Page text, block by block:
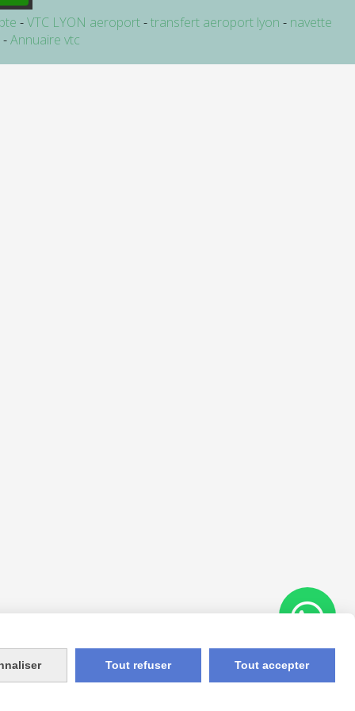
VTC LYON aeroport transfert aeroport lyon
navette
Annuaire vtc
Tout refuser Tout accepter